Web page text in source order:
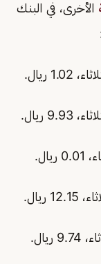
الأخرى، في البنك
ريال.
ريال.